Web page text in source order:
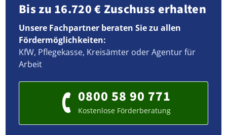
Bis zu 16.720 € Zuschuss erhalten
Unsere Fachpartner beraten Sie zu allen
Fördermöglichkeiten:
KfW, Pflegekasse, Kreisämter oder Agentur für
Arbeit
0800 58 90 771
Kostenlose Förderberatung